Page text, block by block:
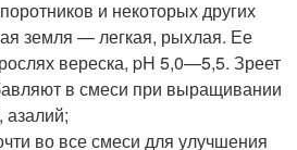
и некоторых других
земля — легкая, рыхлая. Ее
вереска, pH 5,0—5,5. Зреет
в смеси при выращивании
азалий;
во все смеси для улучшения